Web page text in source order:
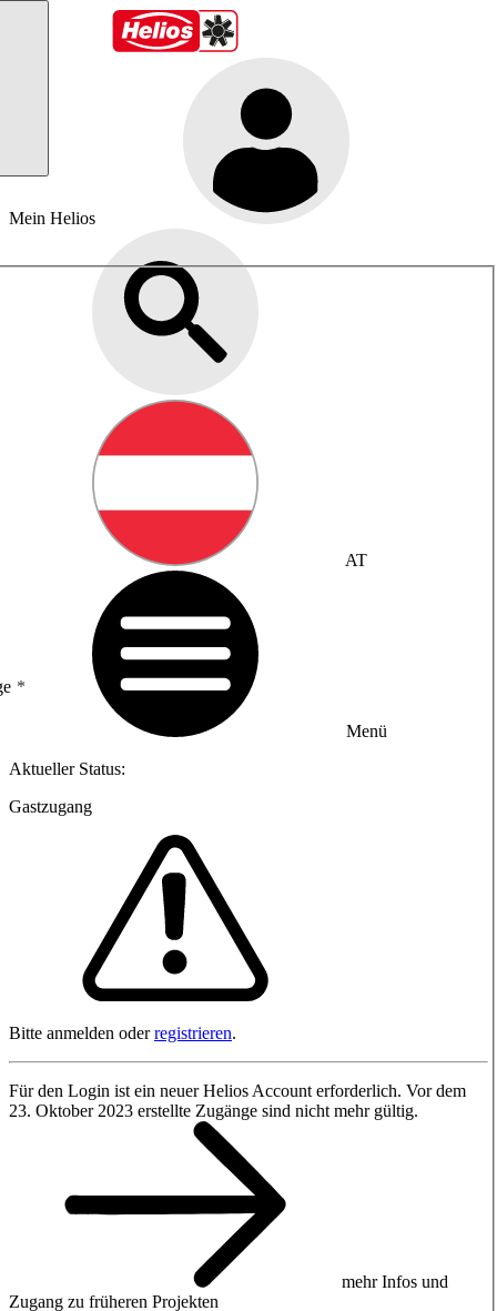
Mein Helios
AT
Menü
Aktueller Status:
Gastzugang
Bitte anmelden oderregistrieren.
Für den Login ist ein neuer Helios Account erforderlich. Vor dem
23. Oktober 2023 erstellte Zugänge sind nicht mehr gültig.
mehr Infos und
Zugang zu früheren Projekten